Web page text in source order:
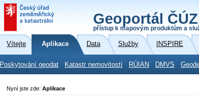
Geoportál
přístup k mapovým produktům a
Vítejte Aplikace Data Služby INSPIRE
Poskytování geodat Katastr nemovitostí RÚIAN DMVS
Nyní jste zde: Aplikace